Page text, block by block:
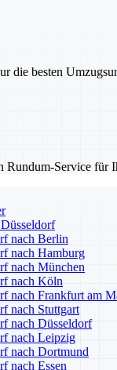
die besten
Rundum-Service für
nach Berlin
nach Hamburg
nach München
nach Köln
nach Frankfurt am
nach Stuttgart
nach Düsseldorf
nach Leipzig
nach Dortmund
nach Essen